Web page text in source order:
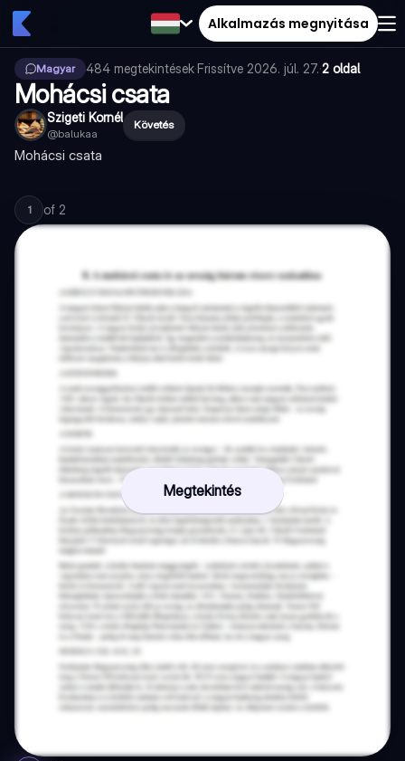
Alkalmazás megnyitása
Magyar 484 megtekintések·Frissítve 2026. júl. 27.·2 oldal
Mohácsi csata
Szigeti Kornél
@balukaa
Követés
Mohácsi csata
1 of 2
Megtekintés